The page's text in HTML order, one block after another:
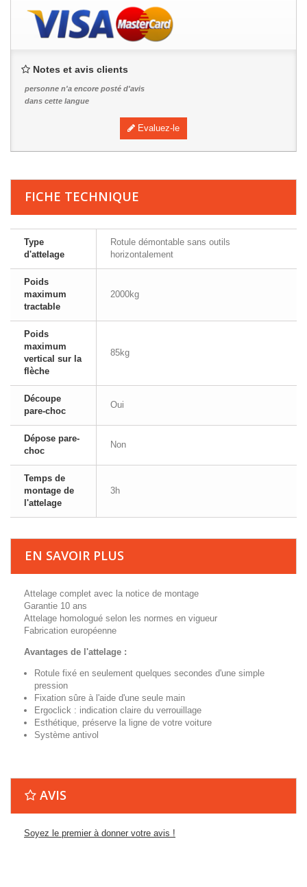
Notes et avis clients
personne n'a encore posté d'avis
dans cette langue
Evaluez-le
FICHE TECHNIQUE
Type
d'attelage
Rotule démontable sans outils
horizontalement
Poids
maximum
tractable
2000kg
Poids
maximum
vertical sur la
flèche
85kg
Découpe
pare-choc
Oui
Dépose pare-
choc
Non
Temps de
montage de
l'attelage
3h
EN SAVOIR PLUS
Attelage complet avec la notice de montage
Garantie 10 ans
Attelage homologué selon les normes en vigueur
Fabrication européenne
Avantages de l'attelage :
Rotule fixé en seulement quelques secondes d'une simple
pression
Fixation sûre à l'aide d'une seule main
Ergoclick : indication claire du verrouillage
Esthétique, préserve la ligne de votre voiture
Système antivol
AVIS
Soyez le premier à donner votre avis !